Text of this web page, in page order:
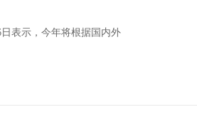
表示，今年将根据国内外